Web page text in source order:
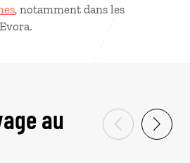
, notamment dans les
au